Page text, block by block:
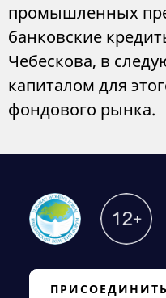
промышленных
банковские
Чебескова, в
капиталом для
фондового рынка.